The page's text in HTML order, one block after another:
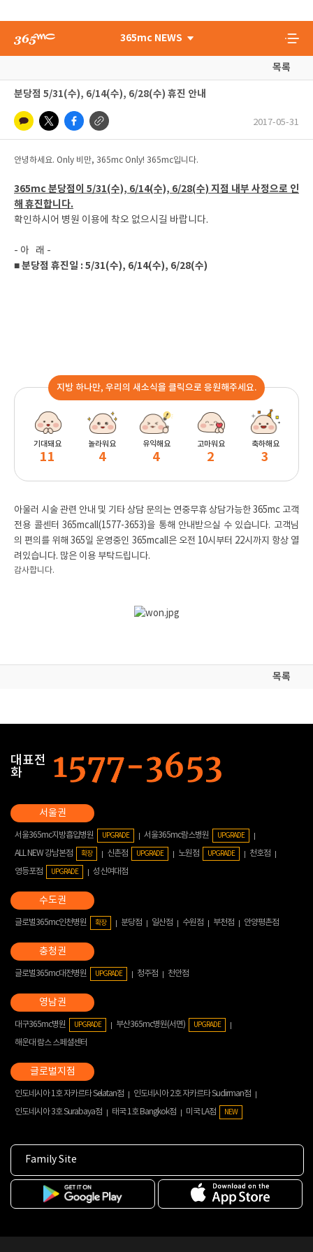
365mc NEWS
목록
분당점 5/31(수), 6/14(수), 6/28(수) 휴진 안내
2017-05-31
안녕하세요. Only 비만, 365mc Only! 365mc입니다.
365mc 분당점이 5/31(수), 6/14(수), 6/28(수) 지점 내부 사정으로 인
해 휴진합니다.
확인하시어 병원 이용에 착오 없으시길 바랍니다.
- 아 래 -
■ 분당점 휴진일 : 5/31(수), 6/14(수), 6/28(수)
지방 하나만, 우리의 새소식을 클릭으로 응원해주세요.
기대돼요
11
놀라워요
4
유익해요
4
고마워요
2
축하해요
3
아울러 시술 관련 안내 및 기타 상담 문의는 연중무휴 상담가능한 365mc 고객
전용 콜센터 365mcall(1577-3653)을 통해 안내받으실 수 있습니다. 고객님
의 편의를 위해 365일 운영중인 365mcall은 오전 10시부터 22시까지 항상 열
려있습니다. 많은 이용 부탁드립니다.
감사합니다.
목록
대표전
화
서울365mc지방흡입병원 UPGRADE 서울365mc람스병원 UPGRADE
ALL NEW 강남본점 확장 신촌점 UPGRADE 노원점 UPGRADE
천호점
영등포점
UPGRADE 성신여대점
글로벌365mc인천병원 확장 분당점 일산점 수원점 부천점 안양평촌점
글로벌365mc대전병원 UPGRADE 청주점 천안점
대구365mc병원 UPGRADE 부산365mc병원(서면) UPGRADE
해운대 람스 스페셜센터
인도네시아 1호 자카르타 Selatan점
인도네시아 2호 자카르타 Sudirman점
인도네시아 3호 Surabaya점
태국 1호 Bangkok점 미국 LA점 NEW
Family Site